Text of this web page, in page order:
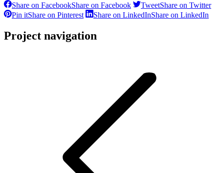
Share on FacebookShare on Facebook TweetShare on Twitter
Pin itShare on Pinterest Share on LinkedInShare on LinkedIn
Project navigation